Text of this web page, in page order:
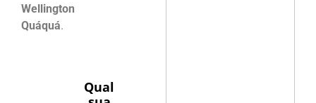
Wellington
Quáquá.
Qual